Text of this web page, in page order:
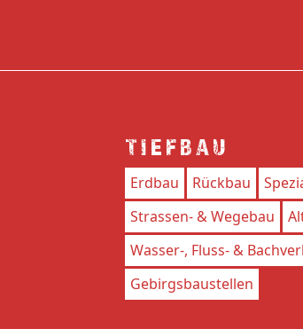
TIEFBAU
Erdbau Rückbau
Strassen- & Wegebau
Wasser-, Fluss- &
Gebirgsbaustellen